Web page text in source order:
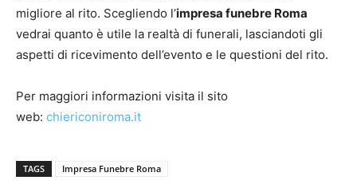
migliore al rito. Scegliendo l’impresa funebre Roma
vedrai quanto è utile la realtà di funerali, lasciandoti gli
aspetti di ricevimento dell’evento e le questioni del rito.
Per maggiori informazioni visita il sito
web: chiericoniroma.it
TAGS Impresa Funebre Roma